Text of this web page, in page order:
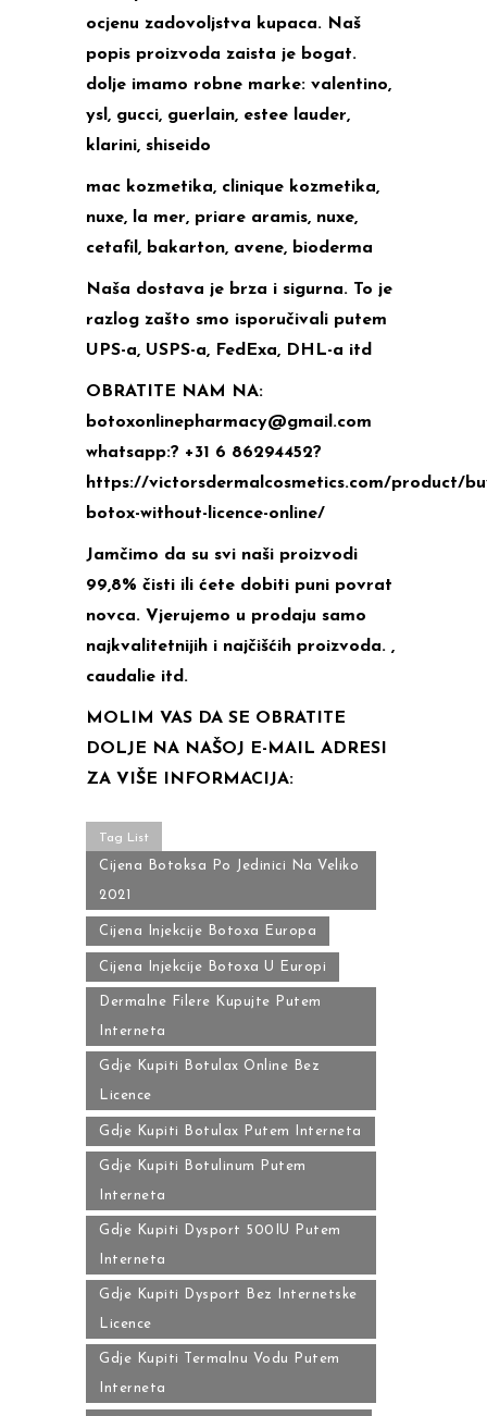
ocjenu zadovoljstva kupaca. Naš
popis proizvoda zaista je bogat.
dolje imamo robne marke: valentino,
ysl, gucci, guerlain, estee lauder,
klarini, shiseido
mac kozmetika, clinique kozmetika,
nuxe, la mer, priare aramis, nuxe,
cetafil, bakarton, avene, bioderma
Naša dostava je brza i sigurna. To je
razlog zašto smo isporučivali putem
UPS-a, USPS-a, FedExa, DHL-a itd
OBRATITE NAM NA:
botoxonlinepharmacy@gmail.com
whatsapp:? +31 6 86294452?
https://victorsdermalcosmetics.com/product/
botox-without-licence-online/
Jamčimo da su svi naši proizvodi
99,8% čisti ili ćete dobiti puni povrat
novca. Vjerujemo u prodaju samo
najkvalitetnijih i najčišćih proizvoda. ,
caudalie itd.
MOLIM VAS DA SE OBRATITE
DOLJE NA NAŠOJ E-MAIL ADRESI
ZA VIŠE INFORMACIJA:
Tag List
Cijena Botoksa Po Jedinici Na Veliko
2021
Cijena Injekcije Botoxa Europa
Cijena Injekcije Botoxa U Europi
Dermalne Filere Kupujte Putem
Interneta
Gdje Kupiti Botulax Online Bez
Licence
Gdje Kupiti Botulax Putem Interneta
Gdje Kupiti Botulinum Putem
Interneta
Gdje Kupiti Dysport 500IU Putem
Interneta
Gdje Kupiti Dysport Bez Internetske
Licence
Gdje Kupiti Termalnu Vodu Putem
Interneta